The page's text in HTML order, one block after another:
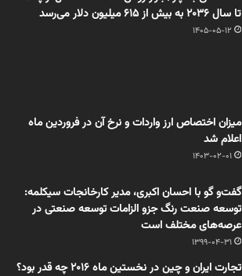
تا سال ۲۰۳۶ به بیش از ۶۱۵ میلیون دلار می‌رسد
1405-05-12
میزان اختصاص ارز واردات و نرخ آن در فروردین ماه
اعلام شد
1403-02-01
گفت‌و گو با احسان اکبری، مدیر کارخانجات سیکلمه:
توسعه صنعت رنگ جزو الزامات توسعه صنعتی در
عرصه‌های مختلف است
1399-04-31
تجارت ایران و چین در نخستین ماه ۲۰۱۶ چه قدر بود؟